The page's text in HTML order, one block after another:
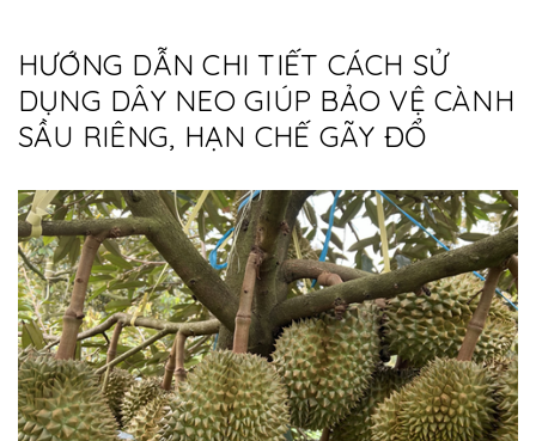
HƯỚNG DẪN CHI TIẾT CÁCH SỬ
DỤNG DÂY NEO GIÚP BẢO VỆ CÀNH
SẦU RIÊNG, HẠN CHẾ GÃY ĐỔ